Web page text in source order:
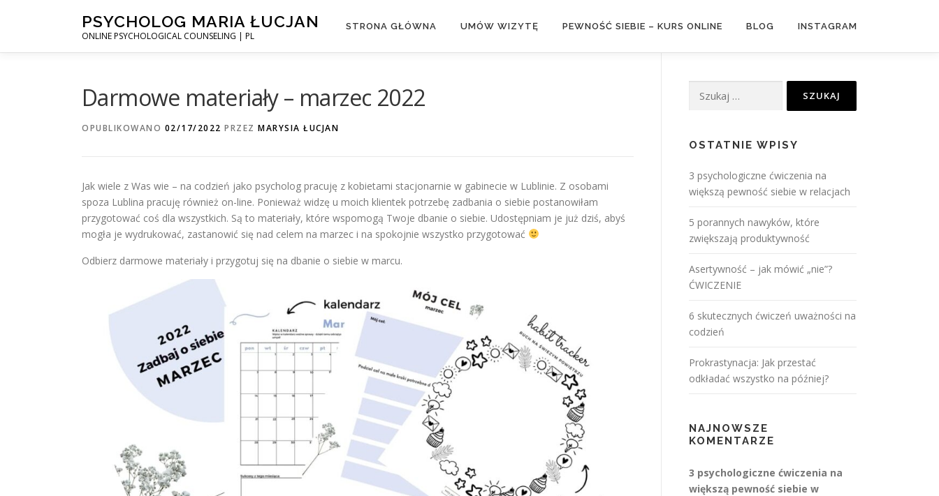
PSYCHOLOG MARIA ŁUCJAN
ONLINE PSYCHOLOGICAL COUNSELING | PL
STRONA GŁÓWNA UMÓW WIZYTĘ PEWNOŚĆ SIEBIE – KURS ONLINE BLOG INSTAGRAM
Darmowe materiały – marzec 2022
OPUBLIKOWANO 02/17/2022 PRZEZ MARYSIA ŁUCJAN
Jak wiele z Was wie – na codzień jako psycholog pracuję z kobietami stacjonarnie w gabinecie w Lublinie. Z osobami
spoza Lublina pracuję również on-line. Ponieważ widzę u moich klientek potrzebę zadbania o siebie postanowiłam
przygotować coś dla wszystkich. Są to materiały, które wspomogą Twoje dbanie o siebie. Udostępniam je już dziś, abyś
mogła je wydrukować, zastanowić się nad celem na marzec i na spokojnie wszystko przygotować
Odbierz darmowe materiały i przygotuj się na dbanie o siebie w marcu.
OSTATNIE WPISY
3 psychologiczne ćwiczenia na
większą pewność siebie w relacjach
5 porannych nawyków, które
zwiększają produktywność
Asertywność – jak mówić „nie”?
ĆWICZENIE
6 skutecznych ćwiczeń uważności na
codzień
Prokrastynacja: Jak przestać
odkładać wszystko na później?
NAJNOWSZE
KOMENTARZE
3 psychologiczne ćwiczenia na
większą pewność siebie w